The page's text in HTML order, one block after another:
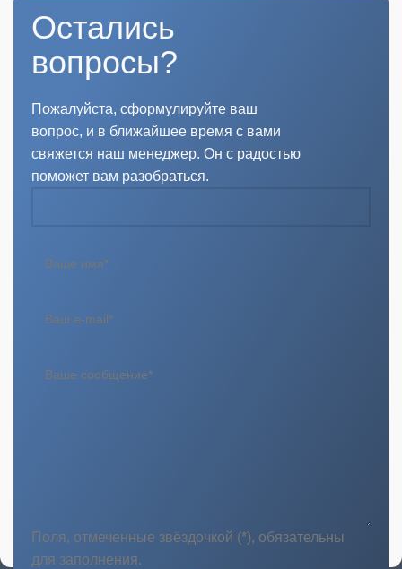
Остались
вопросы?
Пожалуйста, сформулируйте ваш
вопрос, и в ближайшее время с вами
свяжется наш менеджер. Он с радостью
поможет вам разобраться.
Поля, отмеченные звёздочкой (*), обязательны
для заполнения.